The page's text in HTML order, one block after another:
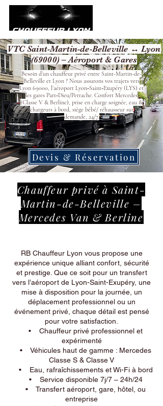
VTC Saint-Martin-de-Belleville ↔ Lyon
(69000) – Aéroport & Gares
Besoin d’un chauffeur privé entre Saint-Martin-de-
Belleville et Lyon ? Nous assurons vos trajets vers
Lyon 69000, l’aéroport Lyon‑Saint‑Exupéry (LYS) et
les gares Part‑Dieu/Perrache. Confort Mercedes
(Classe V & Berline), prise en charge soignée, eau &
chargeurs à bord, siège bébé/ réhausseur sur
demande, 24/7.
Devis & Réservation
Chauffeur privé à Saint-
Martin-de-Belleville –
Mercedes Van & Berline
RB Chauffeur Lyon vous propose une
expérience unique alliant confort, sécurité
et prestige. Que ce soit pour un transfert
vers l’aéroport de Lyon-Saint-Exupéry, une
mise à disposition pour la journée, un
déplacement professionnel ou un
événement privé, chaque détail est pensé
pour votre satisfaction.
• Chauffeur privé professionnel et
expérimenté
• Véhicules haut de gamme : Mercedes
Classe S & Classe V
• Eau, rafraîchissements et Wi-Fi à bord
• Service disponible 7j/7 – 24h/24
• Transfert aéroport, gare, hôtel, ou
entreprise